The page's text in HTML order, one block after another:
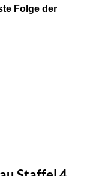
Folge der